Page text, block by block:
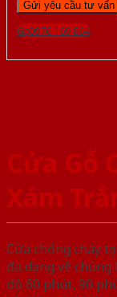
Gọi 0976.169.864
Cửa Gỗ
Xám
Cửa chống cháy
đa dạng về
độ 60 phút, 90